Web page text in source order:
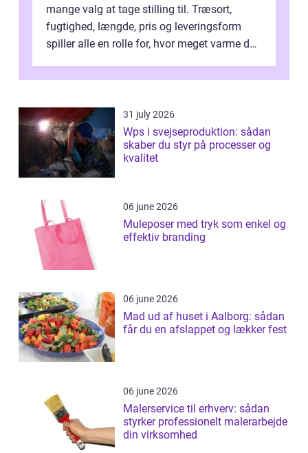
mange valg at tage stilling til. Træsort,
fugtighed, længde, pris og leveringsform
spiller alle en rolle for, hvor meget varme du
31 july 2026
Wps i svejseproduktion: sådan
skaber du styr på processer og
kvalitet
06 june 2026
Muleposer med tryk som enkel og
effektiv branding
06 june 2026
Mad ud af huset i Aalborg: sådan
får du en afslappet og lækker fest
06 june 2026
Malerservice til erhverv: sådan
styrker professionelt malerarbejde
din virksomhed